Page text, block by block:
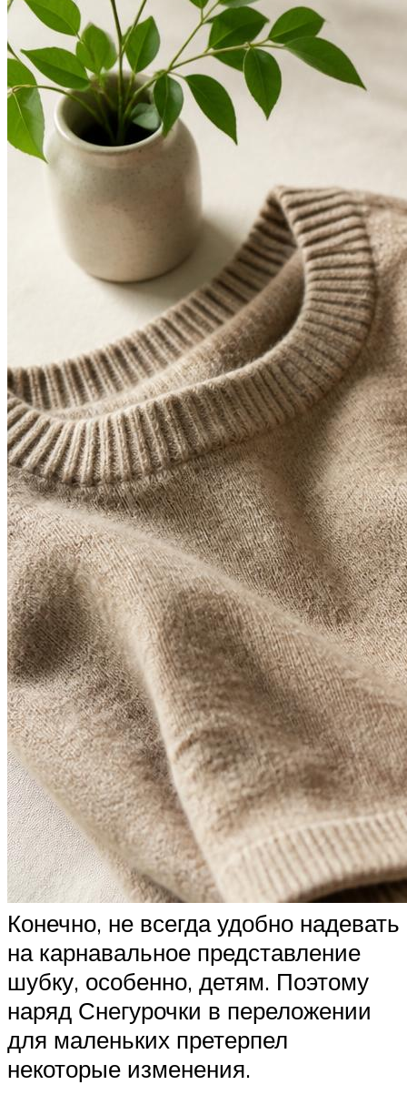
Конечно, не всегда удобно надевать
на карнавальное представление
шубку, особенно, детям. Поэтому
наряд Снегурочки в переложении
для маленьких претерпел
некоторые изменения.